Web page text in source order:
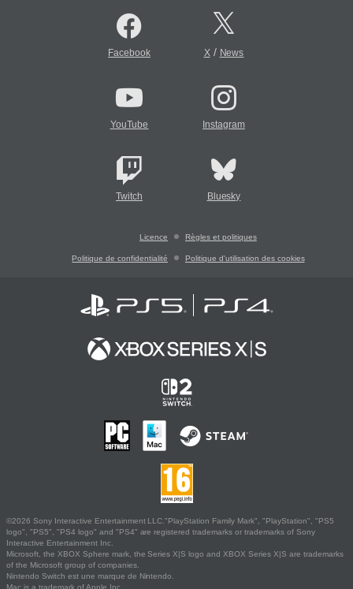
Facebook X/ News
YouTube Instagram
Twitch Bluesky
Licence Règles et politiques
Politique de confidentialité Politique d'utilisation des cookies
©2026 Sony Interactive Entertainment LLC."PlayStation Family Mark", "PlayStation", "PS5
logo", "PS5", "PS4 logo" and "PS4" are registered trademarks or trademarks of Sony
Interactive Entertainment Inc.
Microsoft, the XBOX Sphere mark, the Series X|S logo and XBOX Series X|S are trademarks
of the Microsoft group of companies.
Nintendo Switch est une marque de Nintendo.
Mac is a trademark of Apple Inc.